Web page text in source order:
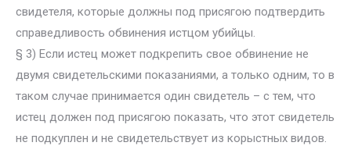
свидетеля, которые должны под присягою подтвердить
справедливость обвинения истцом убийцы.
§ 3) Если истец может подкрепить свое обвинение не
двумя свидетельскими показаниями, а только одним, то в
таком случае принимается один свидетель – с тем, что
истец должен под присягою показать, что этот свидетель
не подкуплен и не свидетельствует из корыстных видов.